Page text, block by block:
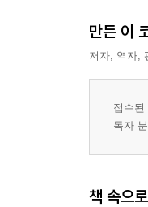
만든 이
저자, 역자,
접수
독자
책 속으로